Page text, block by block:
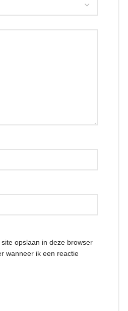
opslaan in deze browser
wanneer ik een reactie